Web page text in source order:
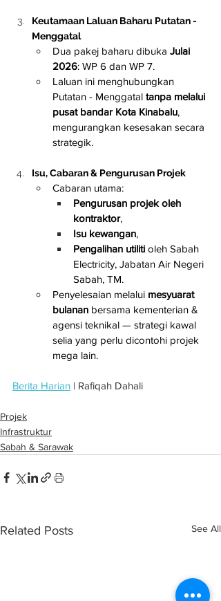
Keutamaan Laluan Baharu Putatan -
Menggatal
Dua pakej baharu dibuka Julai
2026: WP 6 dan WP 7.
Laluan ini menghubungkan
Putatan - Menggatal tanpa melalui
pusat bandar Kota Kinabalu,
mengurangkan kesesakan secara
strategik.
Isu, Cabaran & Pengurusan Projek
Cabaran utama:
Pengurusan projek oleh
kontraktor,
Isu kewangan,
Pengalihan utiliti oleh Sabah
Electricity, Jabatan Air Negeri
Sabah, TM.
Penyelesaian melalui mesyuarat
bulanan bersama kementerian &
agensi teknikal — strategi kawal
selia yang perlu dicontohi projek
mega lain.
Berita Harian | Rafiqah Dahali
Projek
Infrastruktur
Sabah & Sarawak
Related Posts See All